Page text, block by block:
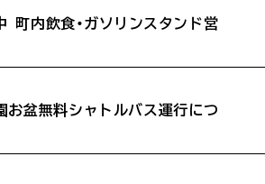
#温泉
町内飲食・ガソリンスタンド営
お盆無料シャトルバス運行につ